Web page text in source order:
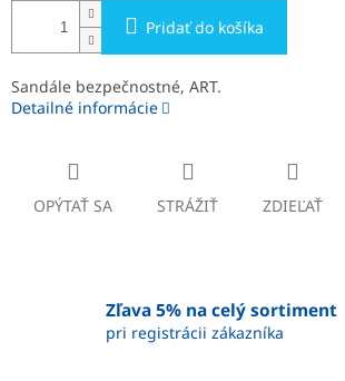
Pridať do košíka
Sandále bezpečnostné, ART.
Detailné informácie
OPÝTAŤ SA STRÁŽIŤ ZDIEĽAŤ
Zľava 5% na celý sortiment
pri registrácii zákazníka